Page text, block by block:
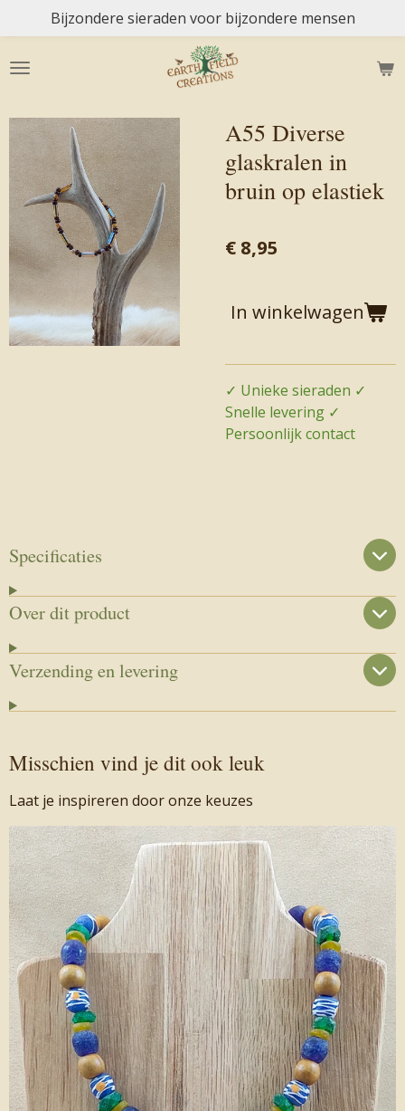
direct
naar
Bijzondere sieraden voor bijzondere mensen
A55 Diverse
glaskralen in
bruin op elastiek
€ 8,95
In winkelwagen
✓ Unieke sieraden ✓
Snelle levering ✓
Persoonlijk contact
Specificaties
Over dit product
Verzending en levering
Misschien vind je dit ook leuk
Laat je inspireren door onze keuzes